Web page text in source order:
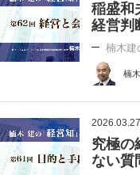
稲盛和
経営判
楠木建
楠
2026.03.27
究極の
ない質